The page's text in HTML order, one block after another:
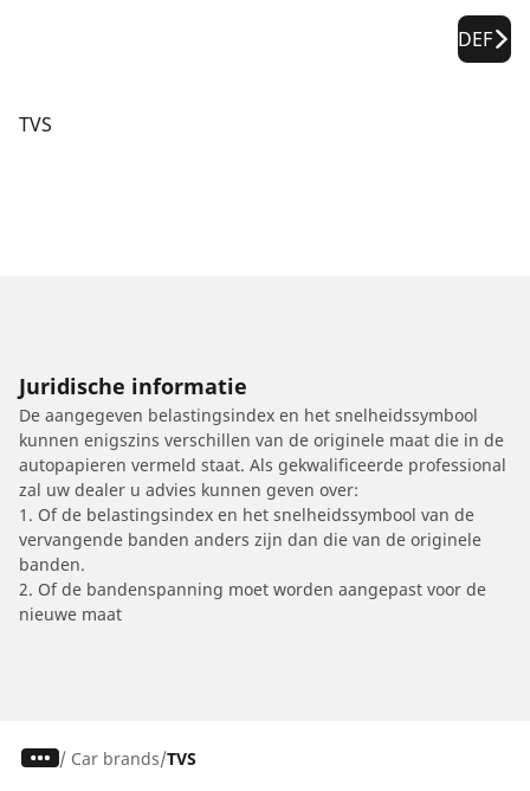
DEF
TVS
Juridische informatie
De aangegeven belastingsindex en het snelheidssymbool
kunnen enigszins verschillen van de originele maat die in de
autopapieren vermeld staat. Als gekwalificeerde professional
zal uw dealer u advies kunnen geven over:
1. Of de belastingsindex en het snelheidssymbool van de
vervangende banden anders zijn dan die van de originele
banden.
2. Of de bandenspanning moet worden aangepast voor de
nieuwe maat
/ Car brands TVS